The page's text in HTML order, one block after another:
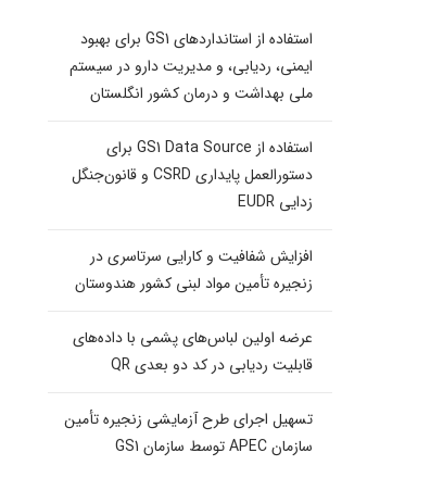
استفاده از استانداردهای GS1 برای بهبود
ایمنی، ردیابی، و مدیریت دارو در سیستم
ملی بهداشت و درمان کشور انگلستان
استفاده از GS1 Data Source برای
دستورالعمل پایداری CSRD و قانون‌جنگل
زدایی EUDR
افزایش شفافیت و کارایی سرتاسری در
زنجیره تأمین مواد لبنی کشور هندوستان
عرضه اولین لباس‌های پشمی با داده‌های
قابلیت ردیابی در کد دو بعدی QR
تسهیل اجرای طرح آزمایشی زنجیره تأمین
سازمان APEC توسط سازمان GS1